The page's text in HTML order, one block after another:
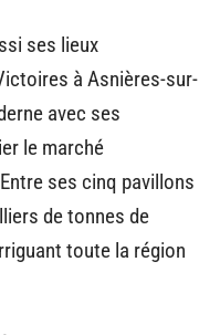
ses lieux
à Asnières-sur-
avec ses
le marché
ses cinq pavillons
de tonnes de
toute la région